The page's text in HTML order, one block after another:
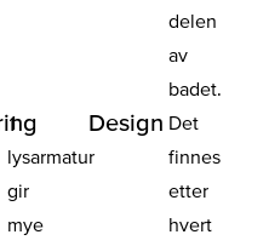
delen
av
badet.
1
lysarmatur
gir
mye
Design Det
finnes
etter
hvert